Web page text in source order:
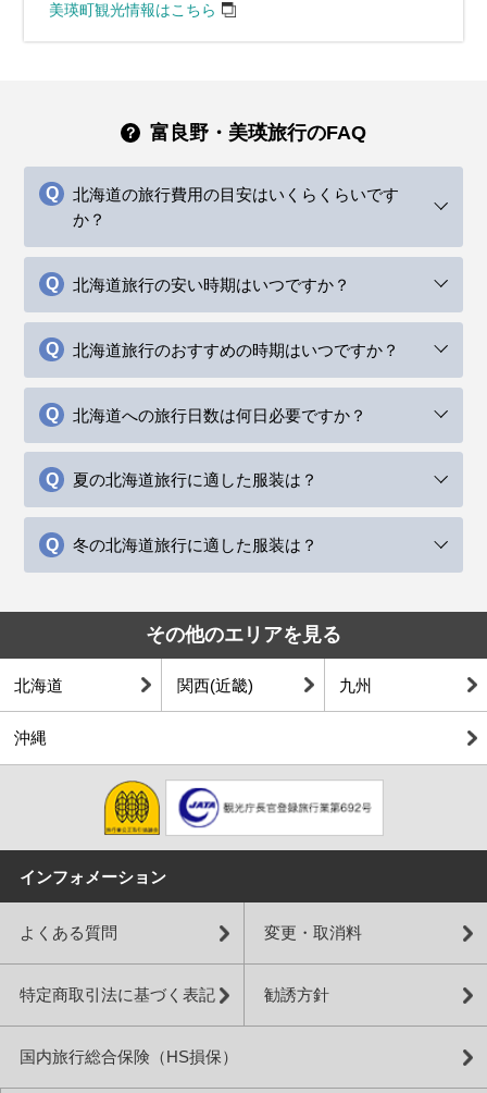
美瑛町観光情報はこちら
富良野・美瑛旅行のFAQ
北海道の旅行費用の目安はいくらくらいです
か？
北海道旅行の安い時期はいつですか？
北海道旅行のおすすめの時期はいつですか？
北海道への旅行日数は何日必要ですか？
夏の北海道旅行に適した服装は？
冬の北海道旅行に適した服装は？
その他のエリアを見る
北海道 関西(近畿) 九州
沖縄
インフォメーション
よくある質問 変更・取消料
特定商取引法に基づく表記 勧誘方針
国内旅行総合保険（HS損保）